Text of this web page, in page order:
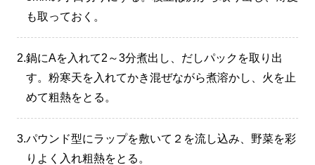
も取っておく。
2.鍋にAを入れて2～3分煮出し、だしパックを取り出
す。粉寒天を入れてかき混ぜながら煮溶かし、火を止
めて粗熱をとる。
3.パウンド型にラップを敷いて２を流し込み、野菜を彩
りよく入れ粗熱をとる。